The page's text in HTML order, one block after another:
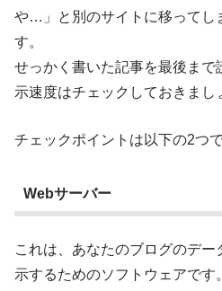
や…」と別のサイトに移ってし
す。
せっかく書いた記事を最後まで
示速度はチェックしておきまし
チェックポイントは以下の2つで
Webサーバー
これは、あなたのブログのデ
示するためのソフトウェアです。